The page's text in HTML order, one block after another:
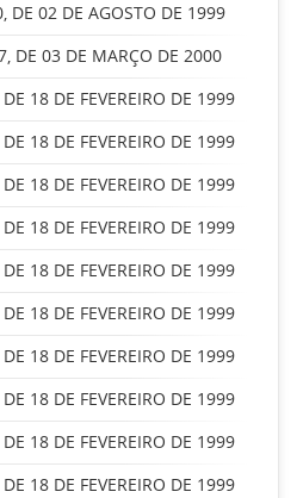
DE 02 DE AGOSTO DE 1999
DE 03 DE MARÇO DE 2000
18 DE FEVEREIRO DE 1999
18 DE FEVEREIRO DE 1999
18 DE FEVEREIRO DE 1999
18 DE FEVEREIRO DE 1999
18 DE FEVEREIRO DE 1999
18 DE FEVEREIRO DE 1999
18 DE FEVEREIRO DE 1999
18 DE FEVEREIRO DE 1999
18 DE FEVEREIRO DE 1999
18 DE FEVEREIRO DE 1999